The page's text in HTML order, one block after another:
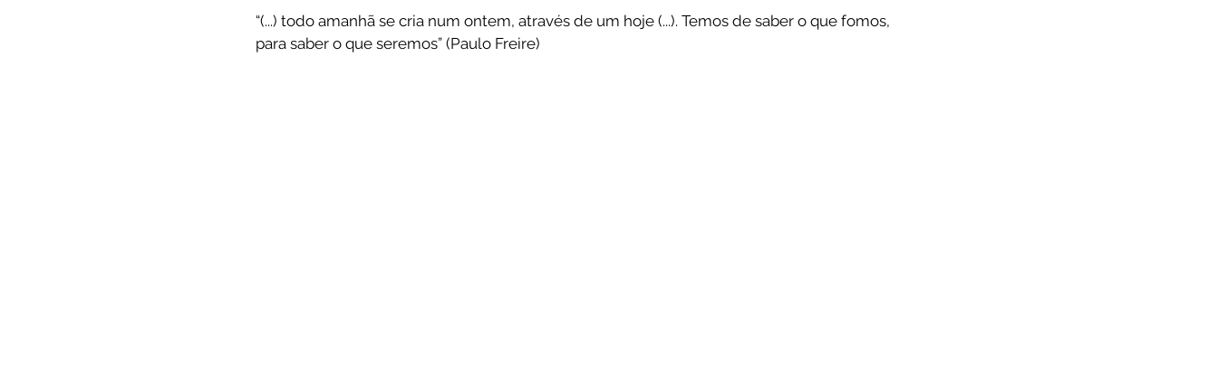
“(...) todo amanhã se cria num ontem, através de um hoje (...). Temos de saber o que fomos,
para saber o que seremos” (Paulo Freire)